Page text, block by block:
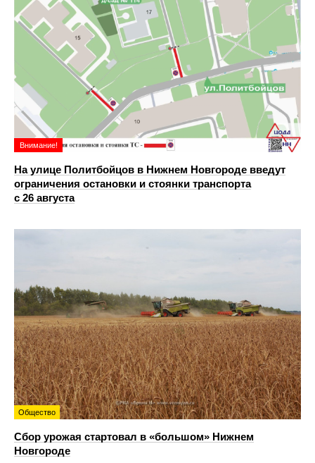
Внимание!
На улице Политбойцов в Нижнем Новгороде введут
ограничения остановки и стоянки транспорта
с 26 августа
Общество
Сбор урожая стартовал в «большом» Нижнем
Новгороде